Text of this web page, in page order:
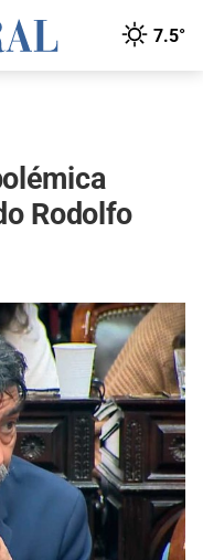
7.5°
Rodolfo